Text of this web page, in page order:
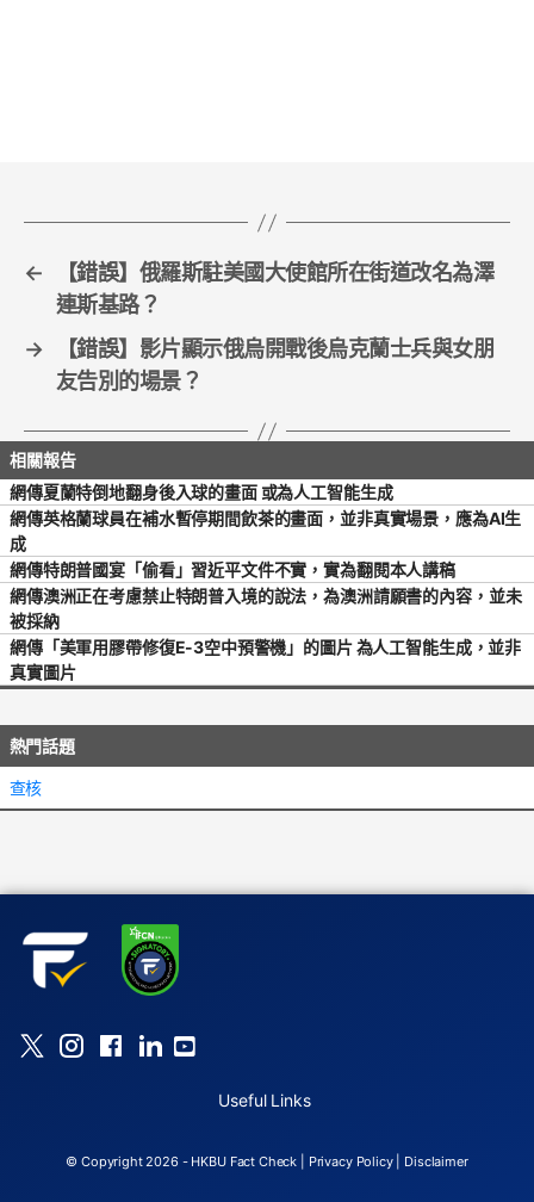
←
【錯誤】俄羅斯駐美國大使館所在街道改名為澤
連斯基路？
→
【錯誤】影片顯示俄烏開戰後烏克蘭士兵與女朋
友告別的場景？
網傳夏蘭特倒地翻身後入球的畫面 或為人工智能生成
網傳英格蘭球員在補水暫停期間飲茶的畫面，並非真實場景，應為AI生
成
網傳特朗普國宴「偷看」習近平文件不實，實為翻閱本人講稿
網傳澳洲正在考慮禁止特朗普入境的說法，為澳洲請願書的內容，並未
被採納
網傳「美軍用膠帶修復E-3空中預警機」的圖片 為人工智能生成，並非
真實圖片
熱門話題
查核
Useful Links
© Copyright 2026 - HKBU Fact Check | Privacy Policy| Disclaimer